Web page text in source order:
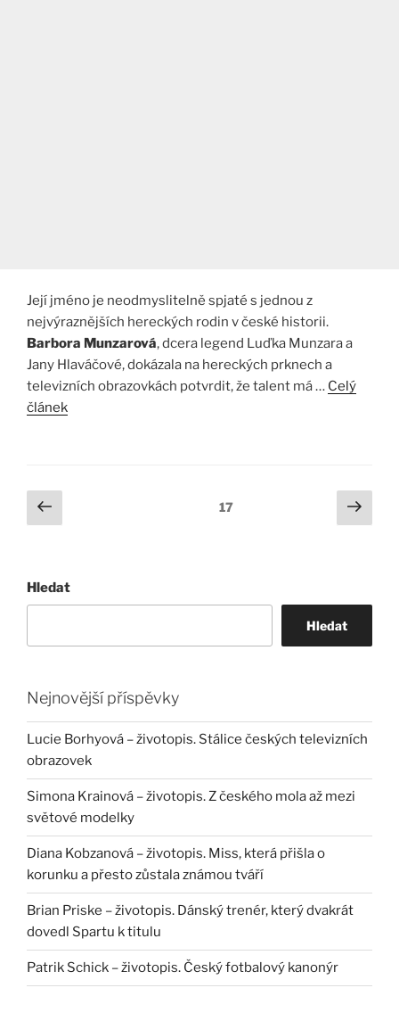
Její jméno je neodmyslitelně spjaté s jednou z
nejvýraznějších hereckých rodin v české historii.
Barbora Munzarová, dcera legend Luďka Munzara a
Jany Hlaváčové, dokázala na hereckých prknech a
televizních obrazovkách potvrdit, že talent má … Celý
článek
Stránkování
příspěvků
Předchozí
stránka
Stránka:17
Další
Hledat
Hledat
Nejnovější příspěvky
Lucie Borhyová – životopis. Stálice českých televizních
obrazovek
Simona Krainová – životopis. Z českého mola až mezi
světové modelky
Diana Kobzanová – životopis. Miss, která přišla o
korunku a přesto zůstala známou tváří
Brian Priske – životopis. Dánský trenér, který dvakrát
dovedl Spartu k titulu
Patrik Schick – životopis. Český fotbalový kanonýr